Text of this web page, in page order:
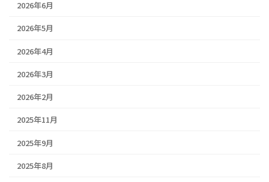
2026年6月
2026年5月
2026年4月
2026年3月
2026年2月
2025年11月
2025年9月
2025年8月